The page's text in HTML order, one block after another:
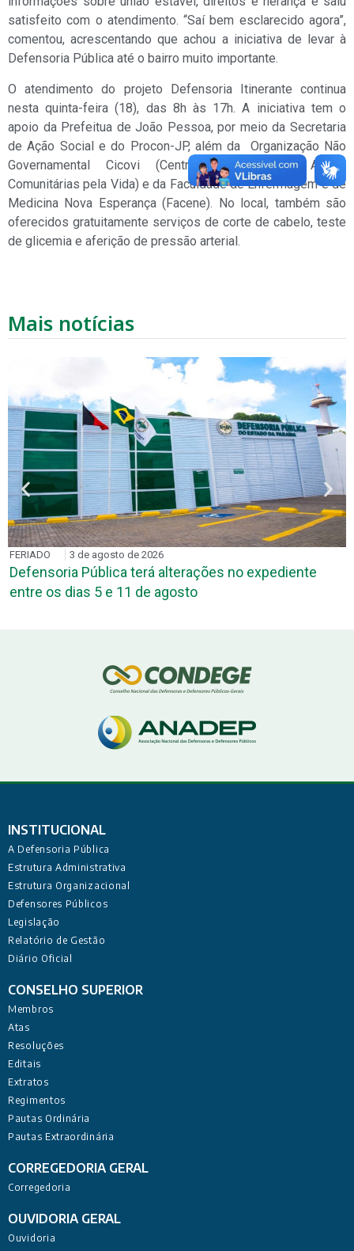
satisfeito com o atendimento. “Saí bem esclarecido agora”,
comentou, acrescentando que achou a iniciativa de levar à
Defensoria Pública até o bairro muito importante.
O atendimento do projeto Defensoria Itinerante continua
nesta quinta-feira (18), das 8h às 17h. A iniciativa tem o
apoio da Prefeitua de João Pessoa, por meio da Secretaria
de Ação Social e do Procon-JP, além da Organização Não
Governamental Cicovi (Centro Integrado de Ações
Comunitárias pela Vida) e da Faculdade de Enfermagem e de
Medicina Nova Esperança (Facene). No local, também são
oferecidos gratuitamente serviços de corte de cabelo, teste
de glicemia e aferição de pressão arterial.
Mais notícias
FERIADO 3 de agosto de 2026
Defensoria Pública terá alterações no expediente
entre os dias 5 e 11 de agosto
INSTITUCIONAL
A Defensoria Pública
Estrutura Administrativa
Estrutura Organizacional
Defensores Públicos
Legislação
Relatório de Gestão
Diário Oficial
CONSELHO SUPERIOR
Membros
Atas
Resoluções
Editais
Extratos
Regimentos
Pautas Ordinária
Pautas Extraordinária
CORREGEDORIA GERAL
Corregedoria
OUVIDORIA GERAL
Ouvidoria